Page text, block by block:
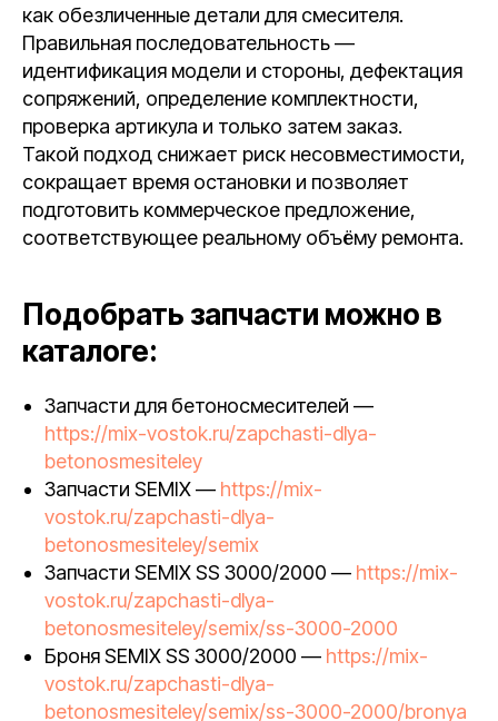
как обезличенные детали для смесителя.
Правильная последовательность —
идентификация модели и стороны, дефектация
сопряжений, определение комплектности,
проверка артикула и только затем заказ.
Такой подход снижает риск несовместимости,
сокращает время остановки и позволяет
подготовить коммерческое предложение,
соответствующее реальному объёму ремонта.
Подобрать запчасти можно в
каталоге:
Запчасти для бетоносмесителей —
https://mix-vostok.ru/zapchasti-dlya-
betonosmesiteley
Запчасти SEMIX — https://mix-
vostok.ru/zapchasti-dlya-
betonosmesiteley/semix
Запчасти SEMIX SS 3000/2000 — https://mix-
vostok.ru/zapchasti-dlya-
betonosmesiteley/semix/ss-3000-2000
Броня SEMIX SS 3000/2000 — https://mix-
vostok.ru/zapchasti-dlya-
betonosmesiteley/semix/ss-3000-2000/bronya